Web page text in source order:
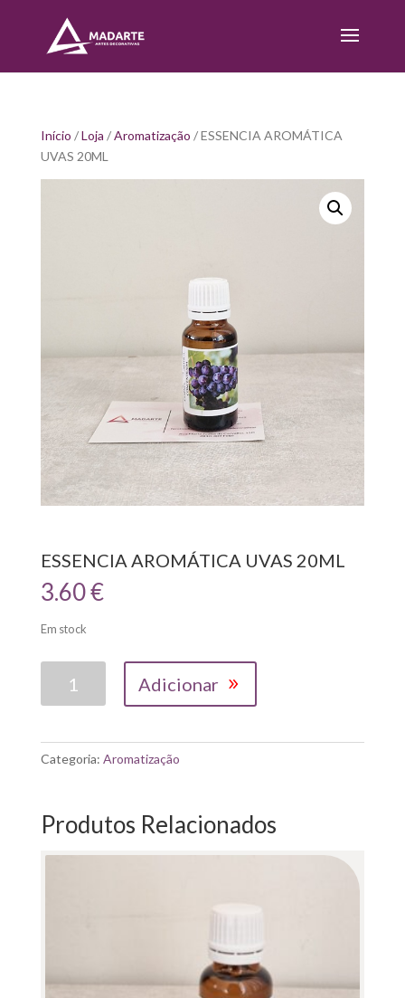
Início /Loja /Aromatização / ESSENCIA AROMÁTICA
UVAS 20ML
ESSENCIA AROMÁTICA UVAS 20ML
3.60€
Em stock
UVAS
Adicionar
Categoria: Aromatização
Produtos Relacionados